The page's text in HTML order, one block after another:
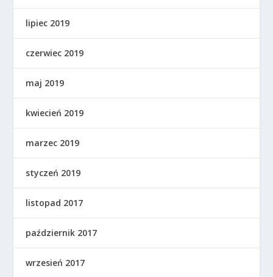
lipiec 2019
czerwiec 2019
maj 2019
kwiecień 2019
marzec 2019
styczeń 2019
listopad 2017
październik 2017
wrzesień 2017